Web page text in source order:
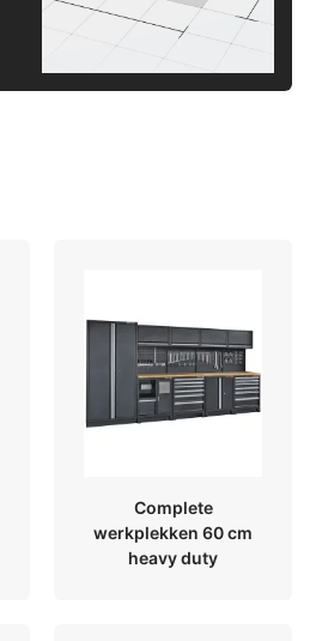
Complete
werkplekken 60 cm
heavy duty